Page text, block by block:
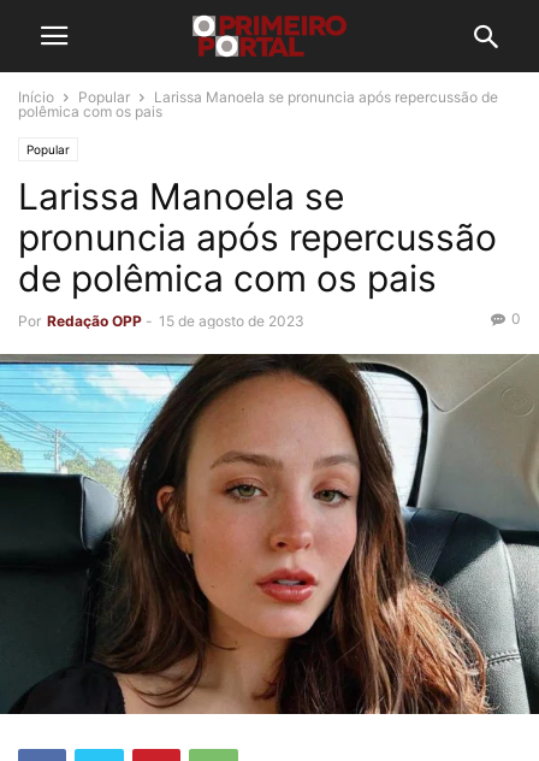
Início Popular
Larissa Manoela se pronuncia após repercussão de
polêmica com os pais
Popular
Larissa Manoela se
pronuncia após repercussão
de polêmica com os pais
Por Redação OPP - 15 de agosto de 2023 0